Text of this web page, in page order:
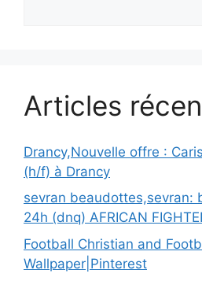
Articles
Drancy,Nouvelle offre :
(h/f) à Drancy
sevran beaudottes,sevran:
24h (dnq) AFRICAN
Football Christian and
Wallpaper|Pinterest